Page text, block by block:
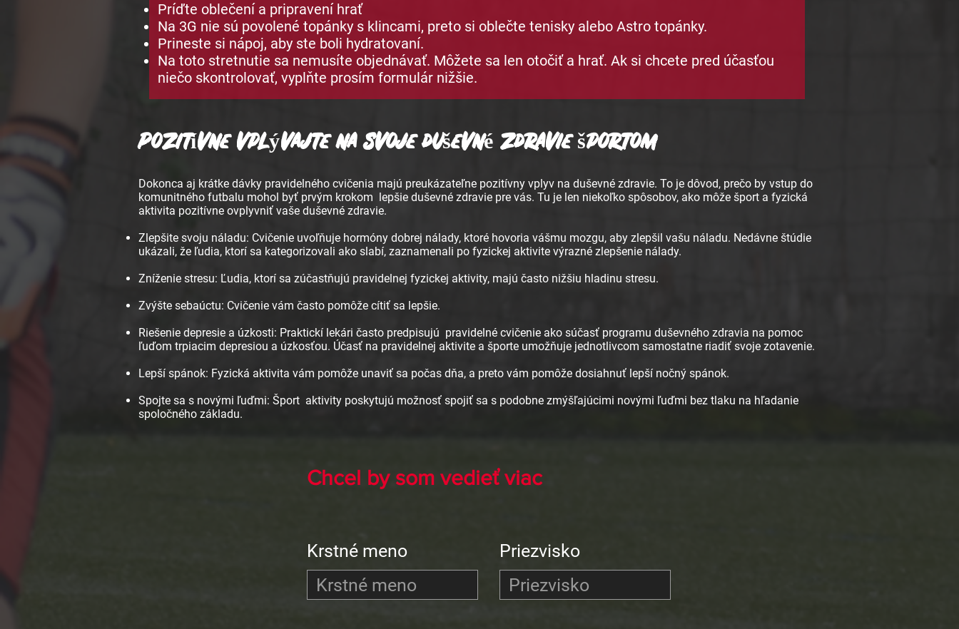
Príďte oblečení a pripravení hrať
Na 3G nie sú povolené topánky s klincami, preto si oblečte tenisky alebo Astro topánky.
Prineste si nápoj, aby ste boli hydratovaní.
Na toto stretnutie sa nemusíte objednávať. Môžete sa len otočiť a hrať. Ak si chcete pred účasťou
niečo skontrolovať, vyplňte prosím formulár nižšie.
Pozitívne vplývajte na svoje duševné zdravie športom
Dokonca aj krátke dávky pravidelného cvičenia majú preukázateľne pozitívny vplyv na duševné zdravie. To je dôvod, prečo by vstup do
komunitného futbalu mohol byť prvým krokom lepšie duševné zdravie pre vás. Tu je len niekoľko spôsobov, ako môže šport a fyzická
aktivita pozitívne ovplyvniť vaše duševné zdravie.
Zlepšite svoju náladu: Cvičenie uvoľňuje hormóny dobrej nálady, ktoré hovoria vášmu mozgu, aby zlepšil vašu náladu. Nedávne štúdie
ukázali, že ľudia, ktorí sa kategorizovali ako slabí, zaznamenali po fyzickej aktivite výrazné zlepšenie nálady.
Zníženie stresu: Ľudia, ktorí sa zúčastňujú pravidelnej fyzickej aktivity, majú často nižšiu hladinu stresu.
Zvýšte sebaúctu: Cvičenie vám často pomôže cítiť sa lepšie.
Riešenie depresie a úzkosti: Praktickí lekári často predpisujú pravidelné cvičenie ako súčasť programu duševného zdravia na pomoc
ľuďom trpiacim depresiou a úzkosťou. Účasť na pravidelnej aktivite a športe umožňuje jednotlivcom samostatne riadiť svoje zotavenie.
Lepší spánok: Fyzická aktivita vám pomôže unaviť sa počas dňa, a preto vám pomôže dosiahnuť lepší nočný spánok.
Spojte sa s novými ľuďmi: Šport aktivity poskytujú možnosť spojiť sa s podobne zmýšľajúcimi novými ľuďmi bez tlaku na hľadanie
spoločného základu.
Chcel by som vedieť viac
Krstné meno Priezvisko